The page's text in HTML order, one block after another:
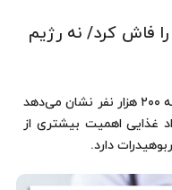
فاش کرد/ نه رژیم
نتایج یک مطالعه گسترده روی نزدیک به ۲۰۰ هزار نفر نشان می‌دهد
غذایی اهمیت بیشتری از
دارد.